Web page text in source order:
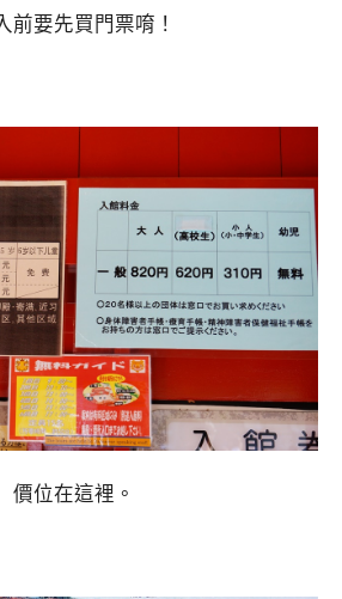
前要先買門票唷！
價位在這裡。